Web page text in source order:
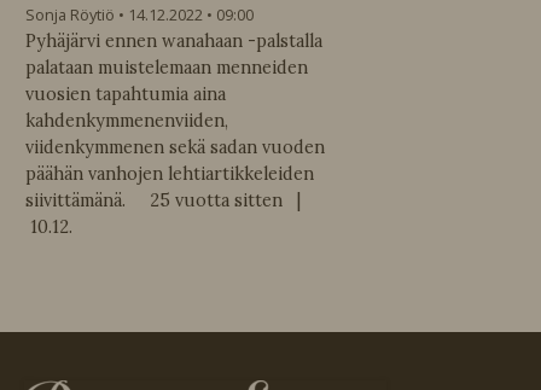
Sonja Röytiö 14.12.2022
09:00
Pyhäjärvi ennen wanahaan -palstalla
palataan muistelemaan menneiden
vuosien tapahtumia aina
kahdenkymmenenviiden,
viidenkymmenen sekä sadan vuoden
päähän vanhojen lehtiartikkeleiden
siivittämänä. 25 vuotta sitten |
10.12.